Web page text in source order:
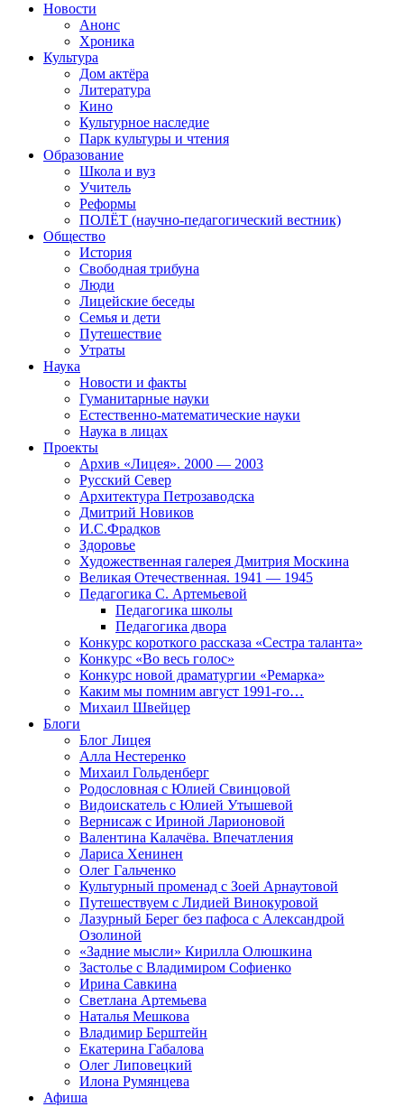
Новости
Анонс
Хроника
Культура
Дом актёра
Литература
Кино
Культурное наследие
Парк культуры и чтения
Образование
Школа и вуз
Учитель
Реформы
ПОЛЁТ (научно-педагогический вестник)
Общество
История
Свободная трибуна
Люди
Лицейские беседы
Семья и дети
Путешествие
Утраты
Наука
Новости и факты
Гуманитарные науки
Естественно-математические науки
Наука в лицах
Проекты
Архив «Лицея». 2000 — 2003
Русский Север
Архитектура Петрозаводска
Дмитрий Новиков
И.С.Фрадков
Здоровье
Художественная галерея Дмитрия Москина
Великая Отечественная. 1941 — 1945
Педагогика С. Артемьевой
Педагогика школы
Педагогика двора
Конкурс короткого рассказа «Сестра таланта»
Конкурс «Во весь голос»
Конкурс новой драматургии «Ремарка»
Каким мы помним август 1991-го…
Михаил Швейцер
Блоги
Блог Лицея
Алла Нестеренко
Михаил Гольденберг
Родословная с Юлией Свинцовой
Видоискатель с Юлией Утышевой
Вернисаж с Ириной Ларионовой
Валентина Калачёва. Впечатления
Лариса Хенинен
Олег Гальченко
Культурный променад с Зоей Арнаутовой
Путешествуем с Лидией Винокуровой
Лазурный Берег без пафоса с Александрой
Озолиной
«Задние мысли» Кирилла Олюшкина
Застолье с Владимиром Софиенко
Ирина Савкина
Светлана Артемьева
Наталья Мешкова
Владимир Берштейн
Екатерина Габалова
Олег Липовецкий
Илона Румянцева
Афиша